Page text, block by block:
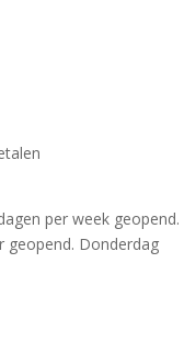
per week geopend.
geopend. Donderdag